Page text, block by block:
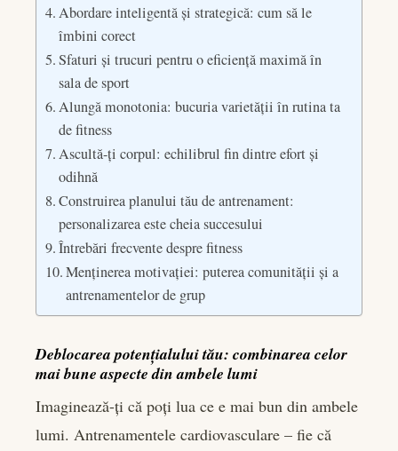
Abordare inteligentă și strategică: cum să le
îmbini corect
Sfaturi și trucuri pentru o eficiență maximă în
sala de sport
Alungă monotonia: bucuria varietății în rutina ta
de fitness
Ascultă-ți corpul: echilibrul fin dintre efort și
odihnă
Construirea planului tău de antrenament:
personalizarea este cheia succesului
Întrebări frecvente despre fitness
Menținerea motivației: puterea comunității și a
antrenamentelor de grup
Deblocarea potențialului tău: combinarea celor
mai bune aspecte din ambele lumi
Imaginează-ți că poți lua ce e mai bun din ambele
lumi. Antrenamentele cardiovasculare – fie că